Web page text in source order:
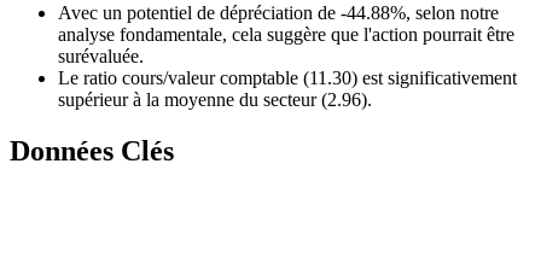
Avec un potentiel de dépréciation de -44.88%, selon notre
analyse fondamentale, cela suggère que l'action pourrait être
surévaluée.
Le ratio cours/valeur comptable (11.30) est significativement
supérieur à la moyenne du secteur (2.96).
Données Clés